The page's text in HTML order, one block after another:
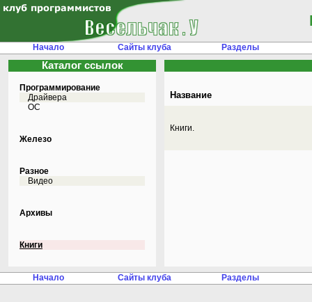
Начало Сайты клуба Разделы
Каталог ссылок
Программирование
Драйвера
ОС
Железо
Разное
Видео
Архивы
Книги
Название
Книги.
Начало Сайты клуба Разделы